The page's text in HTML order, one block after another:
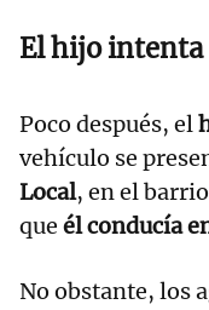
El hijo intenta
Poco después, el
vehículo se
Local, en el
que él conducía
No obstante, los